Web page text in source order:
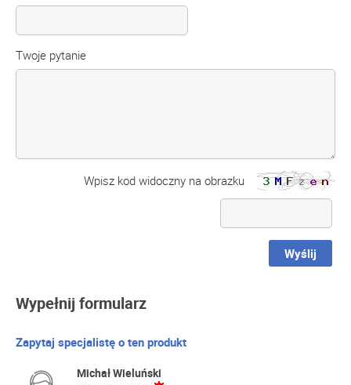
Twoje pytanie
Wpisz kod widoczny na obrazku
Wyślij
Wypełnij formularz
Zapytaj specjalistę o ten produkt
Michał Wieluński